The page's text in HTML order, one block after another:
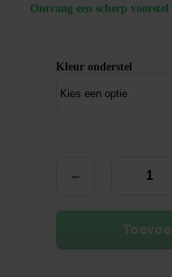
Ontvang een scherp
Kleur onderstel
Maten